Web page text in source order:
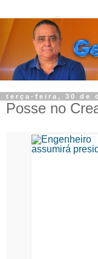
terça-feira, 30 de
Posse no